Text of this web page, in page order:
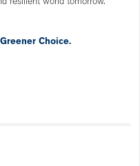
Choice.